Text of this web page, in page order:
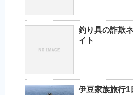
釣り具の詐欺
イト
伊豆家族旅行1